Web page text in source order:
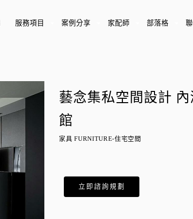
服務項目 案例分享 家配師 部落格
藝念集私空間設計
館
家具 FURNITURE-住宅空間
立即諮詢規劃